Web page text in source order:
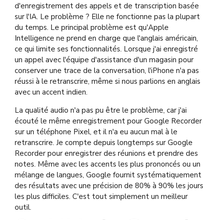
d'enregistrement des appels et de transcription basée
sur l'IA. Le problème ? Elle ne fonctionne pas la plupart
du temps. Le principal problème est qu'Apple
Intelligence ne prend en charge que l'anglais américain,
ce qui limite ses fonctionnalités. Lorsque j'ai enregistré
un appel avec l'équipe d'assistance d'un magasin pour
conserver une trace de la conversation, l'iPhone n'a pas
réussi à le retranscrire, même si nous parlions en anglais
avec un accent indien.
La qualité audio n'a pas pu être le problème, car j'ai
écouté le même enregistrement pour Google Recorder
sur un téléphone Pixel, et il n'a eu aucun mal à le
retranscrire. Je compte depuis longtemps sur Google
Recorder pour enregistrer des réunions et prendre des
notes. Même avec les accents les plus prononcés ou un
mélange de langues, Google fournit systématiquement
des résultats avec une précision de 80% à 90% les jours
les plus difficiles. C'est tout simplement un meilleur
outil.